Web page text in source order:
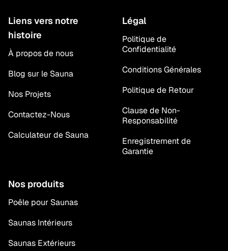
Liens vers notre
histoire
À propos de nous
Blog sur le Sauna
Nos Projets
Contactez-Nous
Calculateur de Sauna
Légal
Politique de
Confidentialité
Conditions Générales
Politique de Retour
Clause de Non-
Responsabilité
Enregistrement de
Garantie
Nos produits
Poêle pour Saunas
Saunas Intérieurs
Saunas Extérieurs